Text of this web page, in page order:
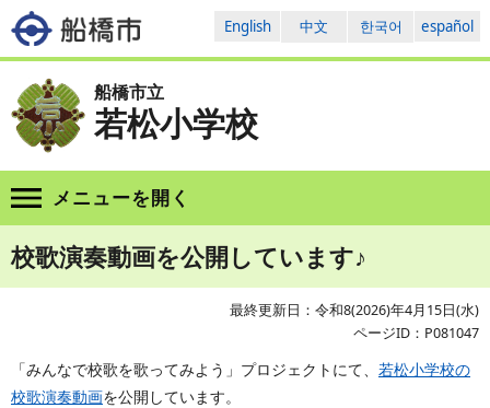
English 中文 한국어 español
船橋市立
若松小学校
メニューを開く
校歌演奏動画を公開しています♪
最終更新日：令和8(2026)年4月15日(水)
ページID：P081047
「みんなで校歌を歌ってみよう」プロジェクトにて、 若松小学校の
校歌演奏動画を公開しています。